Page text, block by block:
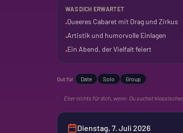
Erwarte eine Show, die unterhält
das die Grenzen des Theaters
WAS DICH ERWARTET
•Queeres Cabaret mit Drag und Zirkus
•Artistik und humorvolle Einlagen
•Ein Abend, der Vielfalt feiert
Gut für Date Solo Group
Eher nichts für dich, wenn: Du suchst
Dienstag, 7. Juli 2026